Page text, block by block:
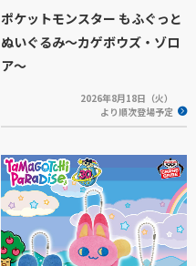
ポケットモンスター もふぐっと
ぬいぐるみ～カゲボウズ・ゾロ
ア～
2026年8月18日（火）
より順次登場予定